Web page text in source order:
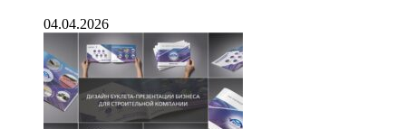
04.04.2026